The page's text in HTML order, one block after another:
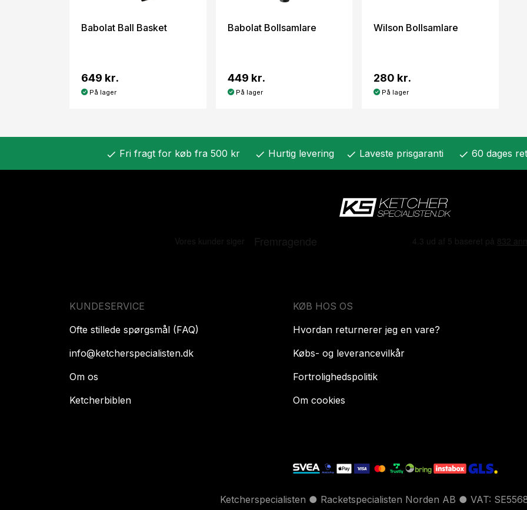
Babolat Ball Basket
649 kr.
På lager
Babolat Bollsamlare
449 kr.
På lager
Wilson Bollsamlare
280 kr.
På lager
check Fri fragt for køb fra 500 kr check Hurtig levering check Laveste prisgaranti check 60 dages
KUNDESERVICE
Ofte stillede spørgsmål (FAQ)
info@ketcherspecialisten.dk
Om os
Ketcherbiblen
KØB HOS OS
Hvordan returnerer jeg en vare?
Købs- og leverancevilkår
Fortrolighedspolitik
Om cookies
Ketcherspecialisten ● Racketspecialisten Norden AB ● VAT: